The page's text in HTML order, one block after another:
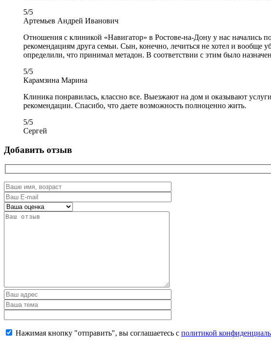
5/5
Артемьев Андрей Иванович
Отношения с клиникой «Навигатор» в Ростове-на-Дону у нас начались
рекомендациям друга семьи. Сын, конечно, лечиться не хотел и вообще
определили, что принимал метадон. В соответствии с этим было
5/5
Карамзина Марина
Клиника понравилась, классно все. Выезжают на дом и оказывают
рекомендации. Спасибо, что даете возможность полноценно жить.
5/5
Сергей
Добавить отзыв
Нажимая кнопку "отправить", вы соглашаетесь с политикой